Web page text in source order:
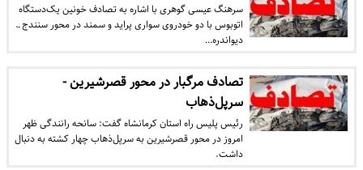
سرهنگ عیسی گوهری با اشاره به تصادف خونین یک‌دستگاه
اتوبوس با دو خودروی سواری پراید و سمند در محور سنندج ـ.
دیواندره…
تصادف مرگبار در محور قصرشیرین -
سرپل‌ذهاب
رئیس پلیس راه استان کرمانشاه گفت: سانحه رانندگی ظهر
امروز در محور قصرشیرین به سرپل‌ذهاب چهار کشته به دنبال
داشت.